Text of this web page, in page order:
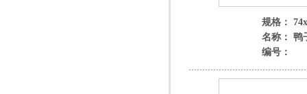
规格：
名称： 鸭
编号：